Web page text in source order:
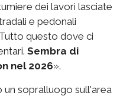
dei lavori lasciate
e pedonali
questo dove ci
Sembra di
nel 2026».
sopralluogo sull'area